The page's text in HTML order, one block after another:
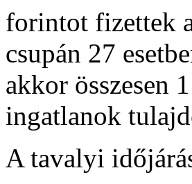
forintot fizettek
csupán 27
akkor összesen
ingatlanok
A tavalyi